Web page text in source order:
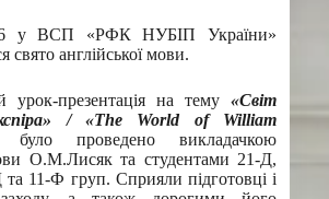
у ВСП «РФК НУБІП України»
свято англійської мови.
урок-презентація на тему «Світ
/ «The World of
William
було проведено викладачкою
О.М.Лисяк та студентами 21-Д,
11-Ф груп. Сприяли підготовці і